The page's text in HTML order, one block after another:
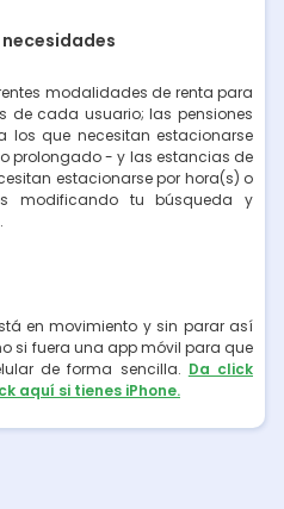
modalidades de renta para
de cada usuario; las pensiones
los que necesitan estacionarse
prolongado - y las estancias de
estacionarse por hora(s) o
modificando tu búsqueda y
en movimiento y sin parar así
si fuera una app móvil para que
de forma sencilla. Da click
aquí si tienes iPhone.